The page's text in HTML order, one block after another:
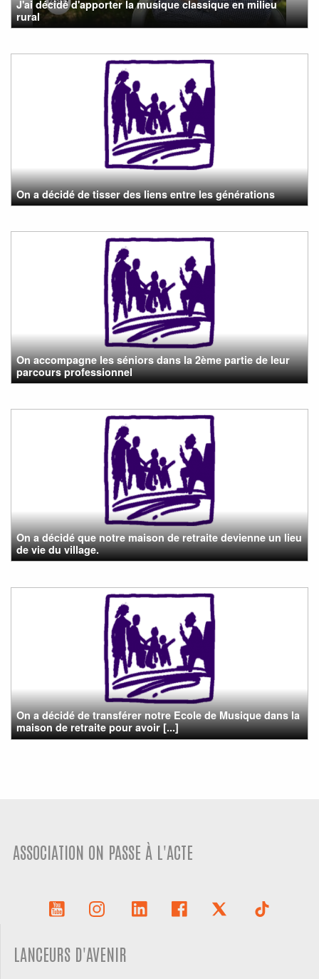
J'ai décidé d'apporter la musique classique en milieu
rural
On a décidé de tisser des liens entre les générations
On accompagne les séniors dans la 2ème partie de leur
parcours professionnel
On a décidé que notre maison de retraite devienne un lieu
de vie du village.
On a décidé de transférer notre Ecole de Musique dans la
maison de retraite pour avoir [...]
ASSOCIATION ON PASSE À L'ACTE
LANCEURS D'AVENIR